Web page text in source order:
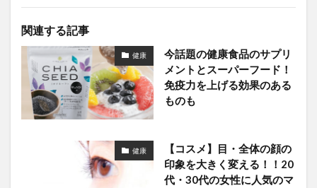
関連する記事
健康
今話題の健康食品のサプリ
メントとスーパーフード！
免疫力を上げる効果のある
ものも
健康
【コスメ】目・全体の顔の
印象を大きく変える！！20
代・30代の女性に人気のマ